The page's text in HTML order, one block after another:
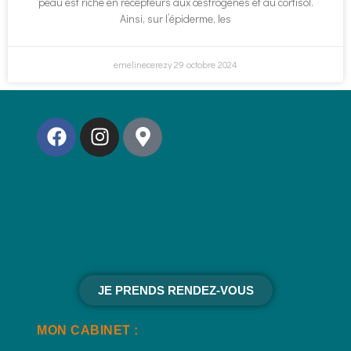
Ainsi, sur l’épiderme, les
emelinecerezy29 octobre 2024
JE PRENDS RENDEZ-VOUS
MON CABINET :